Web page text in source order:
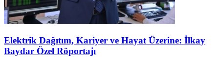
Elektrik Dağıtım, Kariyer ve Hayat Üzerine: İlkay
Baydar Özel Röportajı